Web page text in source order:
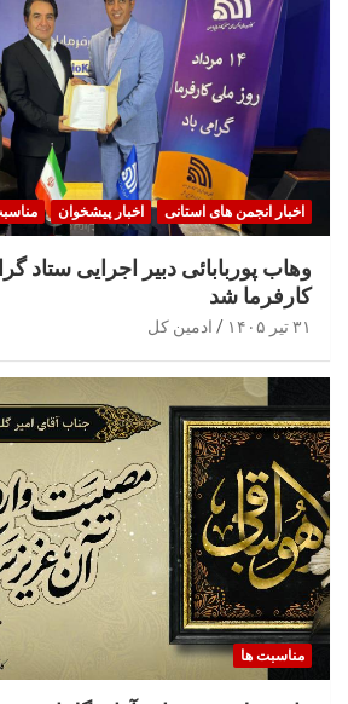
اخبار انجمن های استانی اخبار پیشخوان
وهاب پوربابائی دبیر اجرایی ستاد
کارفرما شد
۳۱ تیر ۱۴۰۵ ادمین کل
مناسبت ها